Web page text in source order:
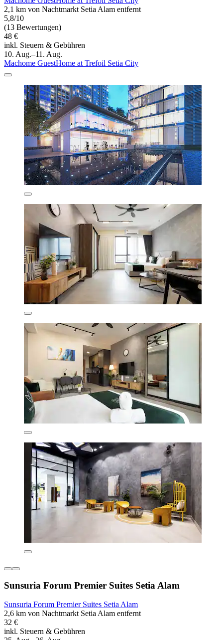
2,1 km von Nachtmarkt Setia Alam entfernt
5,8/10
(13 Bewertungen)
48 €
inkl. Steuern & Gebühren
10. Aug.–11. Aug.
Machome GuestHome at Trefoil Setia City
Sunsuria Forum Premier Suites Setia Alam
Sunsuria Forum Premier Suites Setia Alam
2,6 km von Nachtmarkt Setia Alam entfernt
32 €
inkl. Steuern & Gebühren